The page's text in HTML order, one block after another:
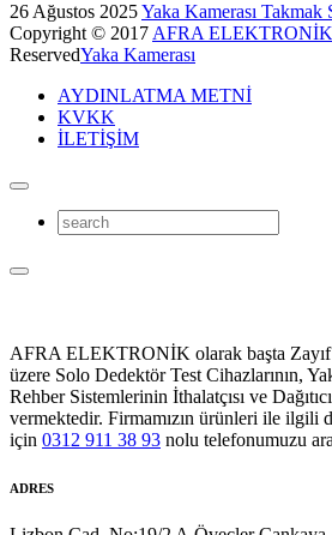
26 Ağustos 2025Yaka Kamerası Takmak
Copyright © 2017 AFRA ELEKTRONİK
ReservedYaka Kamerası
AYDINLATMA METNİ
KVKK
İLETİŞİM
AFRA ELEKTRONİK olarak başta Zayıf
üzere Solo Dedektör Test Cihazlarının,
Rehber Sistemlerinin İthalatçısı ve
vermektedir. Firmamızın ürünleri ile ilgili
için 0312 911 38 93 nolu telefonumuzu
ADRES